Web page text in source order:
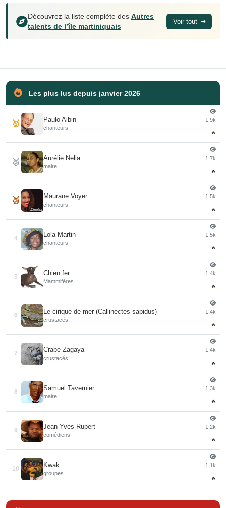
Découvrez la liste complète des Autres
talents de l’île martiniquais
Voir tout
Les plus lus depuis janvier 2026
🥇 Paulo Albin
chanteurs
1.9k
🔥
🥈 Aurélie Nella
maire
1.7k
🔥
🥉 Maurane Voyer
chanteurs
1.5k
🔥
4
Lola Martin
chanteurs
1.5k
🔥
5
Chien fer
Mammifères
1.4k
🔥
6
Le cirique de mer (Callinectes sapidus)
crustacés
1.4k
🔥
7
Crabe Zagaya
crustacés
1.4k
🔥
8
Samuel Tavernier
maire
1.3k
🔥
9
Jean Yves Rupert
comédiens
1.2k
🔥
10
Kwak
groupes
1.1k
🔥